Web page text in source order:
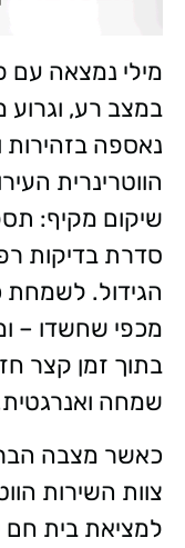
מילי נמצאה עם
במצב רע, וגרוע
נאספה
הווטרינרית
שיקום מקיף:
סדרת בדיקות
הגידול.
מכפי שחשדו –
בתוך זמן קצר
שמחה
כאשר מצבה
צוות השירות
למציאת בית